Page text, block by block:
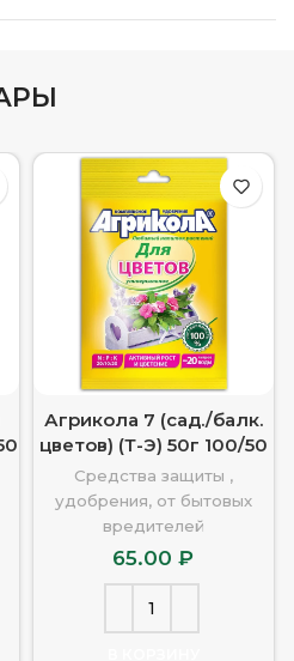
Агрикола 7 (сад./балк.
цветов) (Т-Э) 50г 100/50
Средства защиты ,
удобрения, от бытовых
вредителей
65.00₽